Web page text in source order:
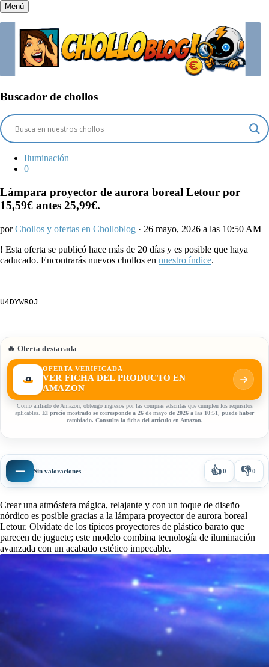
Menú
Buscador de chollos
Iluminación
0
Lámpara proyector de aurora boreal Letour por
15,59€ antes 25,99€.
porChollos y ofertas en Cholloblog · 26 mayo, 2026 a las 10:50 AM
! Esta oferta se publicó hace más de 20 días y es posible que haya
caducado. Encontrarás nuevos chollos en nuestro índice.
U4DYWROJ
🔥 Oferta destacada
OFERTA VERIFICADA
VER FICHA DEL PRODUCTO EN
AMAZON
Como afiliado de Amazon, obtengo ingresos por las compras adscritas que cumplen los requisitos
aplicables. El precio mostrado se corresponde a 26 de mayo de 2026 a las 10:51, puede haber
cambiado. Consulta la ficha del artículo en Amazon.
— Sin valoraciones 👍0 👎0
Crear una atmósfera mágica, relajante y con un toque de diseño
nórdico es posible gracias a la lámpara proyector de aurora boreal
Letour. Olvídate de los típicos proyectores de plástico barato que
parecen de juguete; este modelo combina tecnología de iluminación
avanzada con un acabado estético impecable.